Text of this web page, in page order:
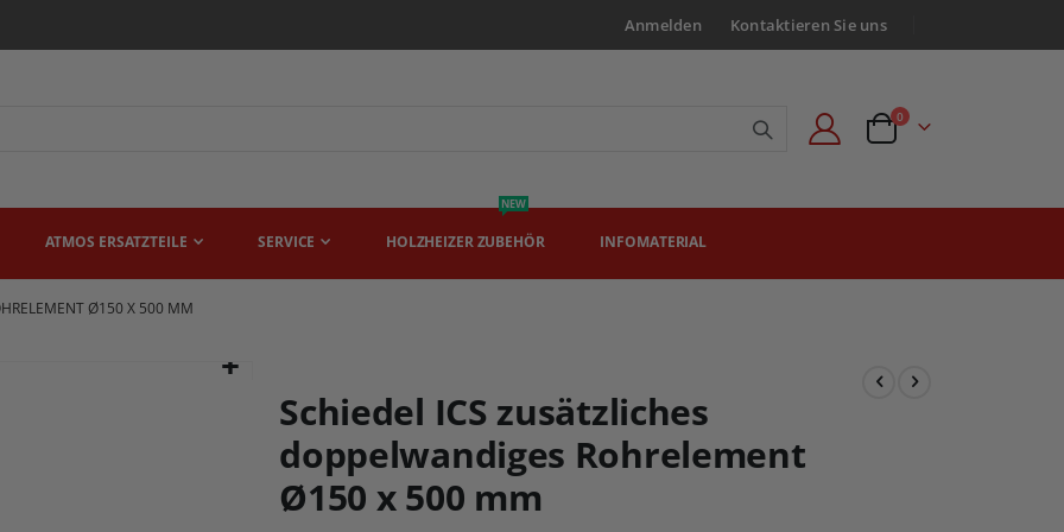
Anmelden Kontaktieren Sie uns
Angebotsanfrage
0 Artikel
ATMOS ERSATZTEILE SERVICE HOLZHEIZER ZUBEHÖR
NEW
INFOMATERIAL
Ø150 X 500 MM
Schiedel ICS zusätzliches
doppelwandiges Rohrelement
Ø150 x 500 mm